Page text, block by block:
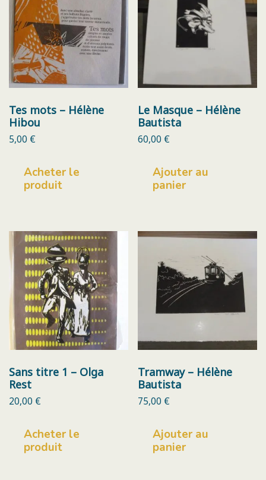
Tes mots – Hélène
Hibou
5,00 €
Acheter le
produit
Le Masque – Hélène
Bautista
60,00 €
Ajouter au
panier
Sans titre 1 – Olga
Rest
20,00 €
Acheter le
produit
Tramway – Hélène
Bautista
75,00 €
Ajouter au
panier